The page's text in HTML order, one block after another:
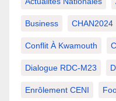
Business CHAN2024
Conflit À Kwamouth
Dialogue RDC-M23
Enrôlement CENI